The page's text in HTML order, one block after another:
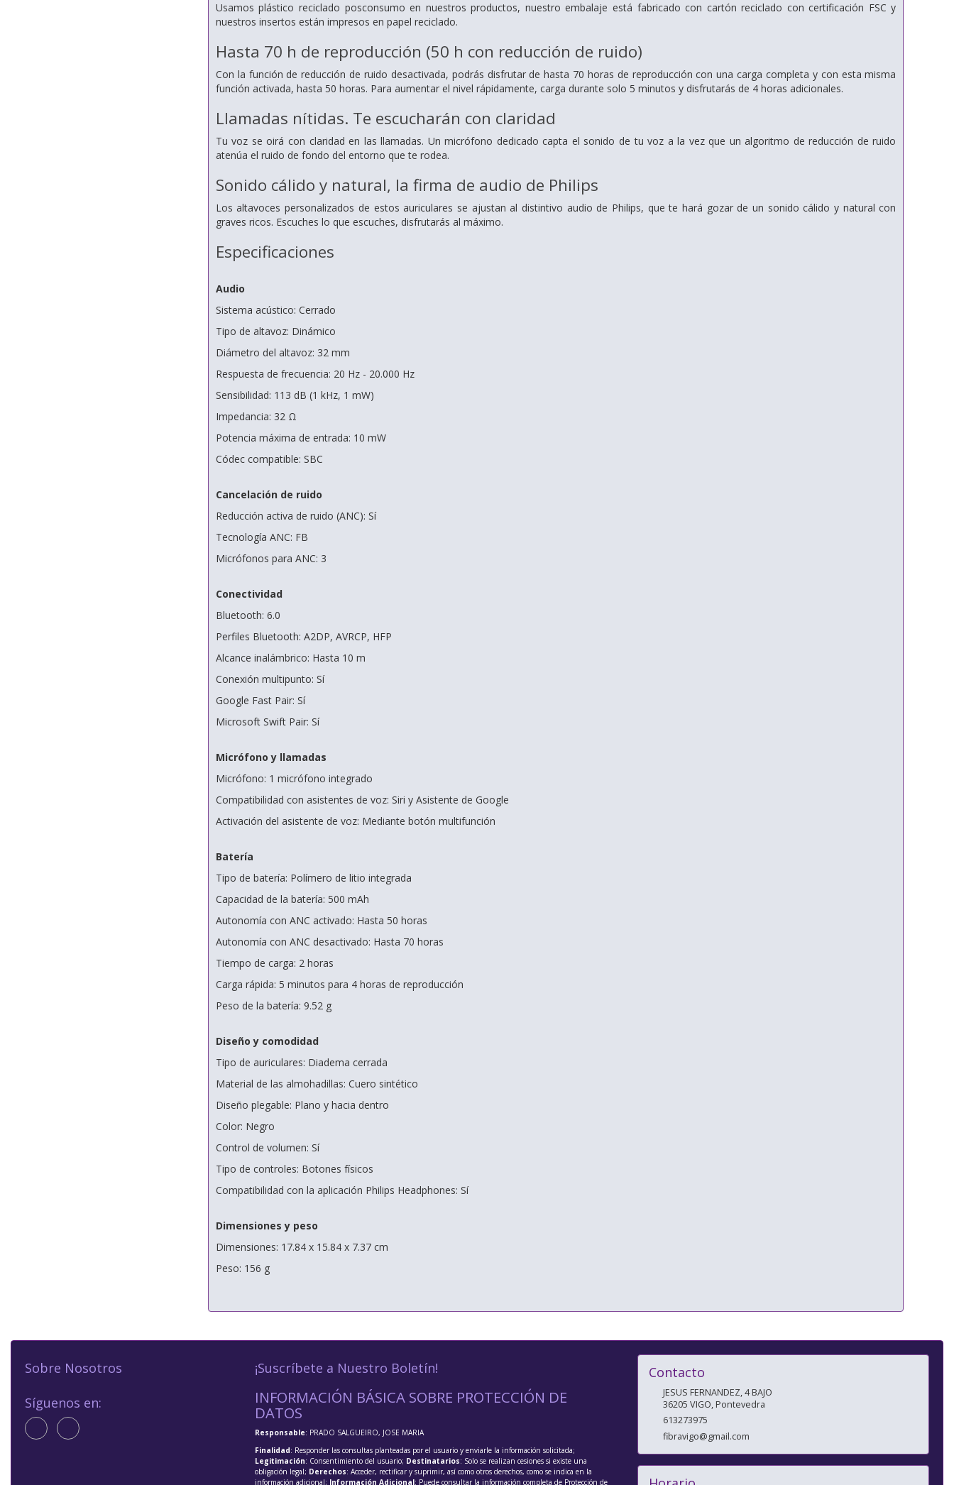
Usamos plástico reciclado posconsumo en nuestros productos, nuestro embalaje está fabricado con cartón reciclado con certificación FSC y
nuestros insertos están impresos en papel reciclado.
Hasta 70 h de reproducción (50 h con reducción de ruido)
Con la función de reducción de ruido desactivada, podrás disfrutar de hasta 70 horas de reproducción con una carga completa y con esta misma
función activada, hasta 50 horas. Para aumentar el nivel rápidamente, carga durante solo 5 minutos y disfrutarás de 4 horas adicionales.
Llamadas nítidas. Te escucharán con claridad
Tu voz se oirá con claridad en las llamadas. Un micrófono dedicado capta el sonido de tu voz a la vez que un algoritmo de reducción de ruido
atenúa el ruido de fondo del entorno que te rodea.
Sonido cálido y natural, la firma de audio de Philips
Los altavoces personalizados de estos auriculares se ajustan al distintivo audio de Philips, que te hará gozar de un sonido cálido y natural con
graves ricos. Escuches lo que escuches, disfrutarás al máximo.
Especificaciones
Audio
Sistema acústico: Cerrado
Tipo de altavoz: Dinámico
Diámetro del altavoz: 32 mm
Respuesta de frecuencia: 20 Hz - 20.000 Hz
Sensibilidad: 113 dB (1 kHz, 1 mW)
Impedancia: 32 Ω
Potencia máxima de entrada: 10 mW
Códec compatible: SBC
Cancelación de ruido
Reducción activa de ruido (ANC): Sí
Tecnología ANC: FB
Micrófonos para ANC: 3
Conectividad
Bluetooth: 6.0
Perfiles Bluetooth: A2DP, AVRCP, HFP
Alcance inalámbrico: Hasta 10 m
Conexión multipunto: Sí
Google Fast Pair: Sí
Microsoft Swift Pair: Sí
Micrófono y llamadas
Micrófono: 1 micrófono integrado
Compatibilidad con asistentes de voz: Siri y Asistente de Google
Activación del asistente de voz: Mediante botón multifunción
Batería
Tipo de batería: Polímero de litio integrada
Capacidad de la batería: 500 mAh
Autonomía con ANC activado: Hasta 50 horas
Autonomía con ANC desactivado: Hasta 70 horas
Tiempo de carga: 2 horas
Carga rápida: 5 minutos para 4 horas de reproducción
Peso de la batería: 9.52 g
Diseño y comodidad
Tipo de auriculares: Diadema cerrada
Material de las almohadillas: Cuero sintético
Diseño plegable: Plano y hacia dentro
Color: Negro
Control de volumen: Sí
Tipo de controles: Botones físicos
Compatibilidad con la aplicación Philips Headphones: Sí
Dimensiones y peso
Dimensiones: 17.84 x 15.84 x 7.37 cm
Peso: 156 g
Sobre Nosotros
Síguenos en:
¡Suscríbete a Nuestro Boletín!
INFORMACIÓN BÁSICA SOBRE PROTECCIÓN DE
DATOS
Responsable: PRADO SALGUEIRO, JOSE MARIA
Finalidad: Responder las consultas planteadas por el usuario y enviarle la información solicitada;
Legitimación: Consentimiento del usuario; Destinatarios: Solo se realizan cesiones si existe una
obligación legal; Derechos: Acceder, rectificar y suprimir, así como otros derechos, como se indica en la
información adicional; Información Adicional: Puede consultar la información completa de Protección de
Contacto
JESUS FERNANDEZ, 4 BAJO
36205 VIGO,Pontevedra
613273975
fibravigo@gmail.com